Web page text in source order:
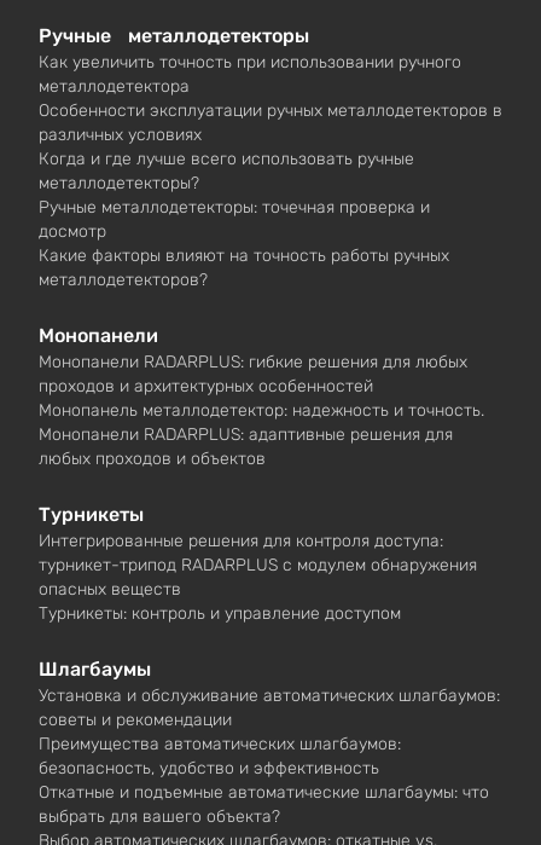
Ручные металлодетекторы
Как увеличить точность при использовании ручного
металлодетектора
Особенности эксплуатации ручных металлодетекторов в
различных условиях
Когда и где лучше всего использовать ручные
металлодетекторы?
Ручные металлодетекторы: точечная проверка и
досмотр
Какие факторы влияют на точность работы ручных
металлодетекторов?
Монопанели
Монопанели RADARPLUS: гибкие решения для любых
проходов и архитектурных особенностей
Монопанель металлодетектор: надежность и точность.
Монопанели RADARPLUS: адаптивные решения для
любых проходов и объектов
Турникеты
Интегрированные решения для контроля доступа:
турникет-трипод RADARPLUS с модулем обнаружения
опасных веществ
Турникеты: контроль и управление доступом
Шлагбаумы
Установка и обслуживание автоматических шлагбаумов:
советы и рекомендации
Преимущества автоматических шлагбаумов:
безопасность, удобство и эффективность
Откатные и подъемные автоматические шлагбаумы: что
выбрать для вашего объекта?
Выбор автоматических шлагбаумов: откатные vs.